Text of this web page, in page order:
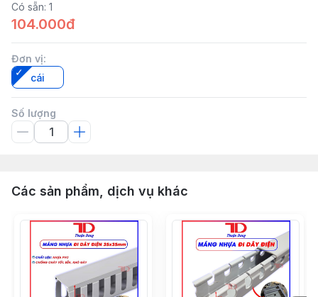
Có sẵn: 1
104.000đ
Đơn vị:
cái
Số lượng
Các sản phẩm, dịch vụ khác